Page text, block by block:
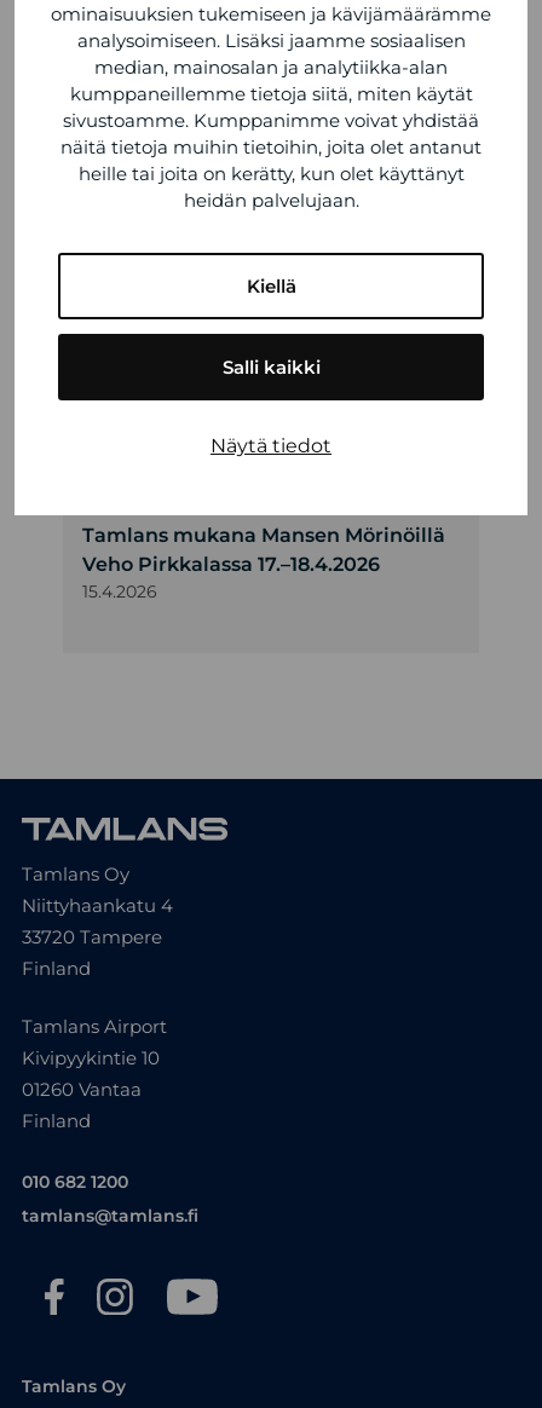
ominaisuuksien tukemiseen ja kävijämäärämme
analysoimiseen. Lisäksi jaamme sosiaalisen
median, mainosalan ja analytiikka-alan
kumppaneillemme tietoja siitä, miten käytät
sivustoamme. Kumppanimme voivat yhdistää
näitä tietoja muihin tietoihin, joita olet antanut
heille tai joita on kerätty, kun olet käyttänyt
heidän palvelujaan.
Kiellä
Salli kaikki
Näytä tiedot
VIIMEISIMMÄT ARTIKKELIT
Kesän 2026 poikkeusaukioloajat
UUTUUS: Kia PV5 Tamlans MEGA -
esteetön matalalattiataksi
15.5.2026
Tamlans Ford -kevätkiertue 2026
TAMLANSIN PERINTEISET
WAPPUETKOT TAMPEREELLA!
Tamlans mukana Mansen Mörinöillä
Veho Pirkkalassa 17.–18.4.2026
15.4.2026
Tamlans Oy
Niittyhaankatu 4
33720 Tampere
Finland
Tamlans Airport
Kivipyykintie 10
01260 Vantaa
Finland
010 682 1200
tamlans@tamlans.fi
Tamlans Oy